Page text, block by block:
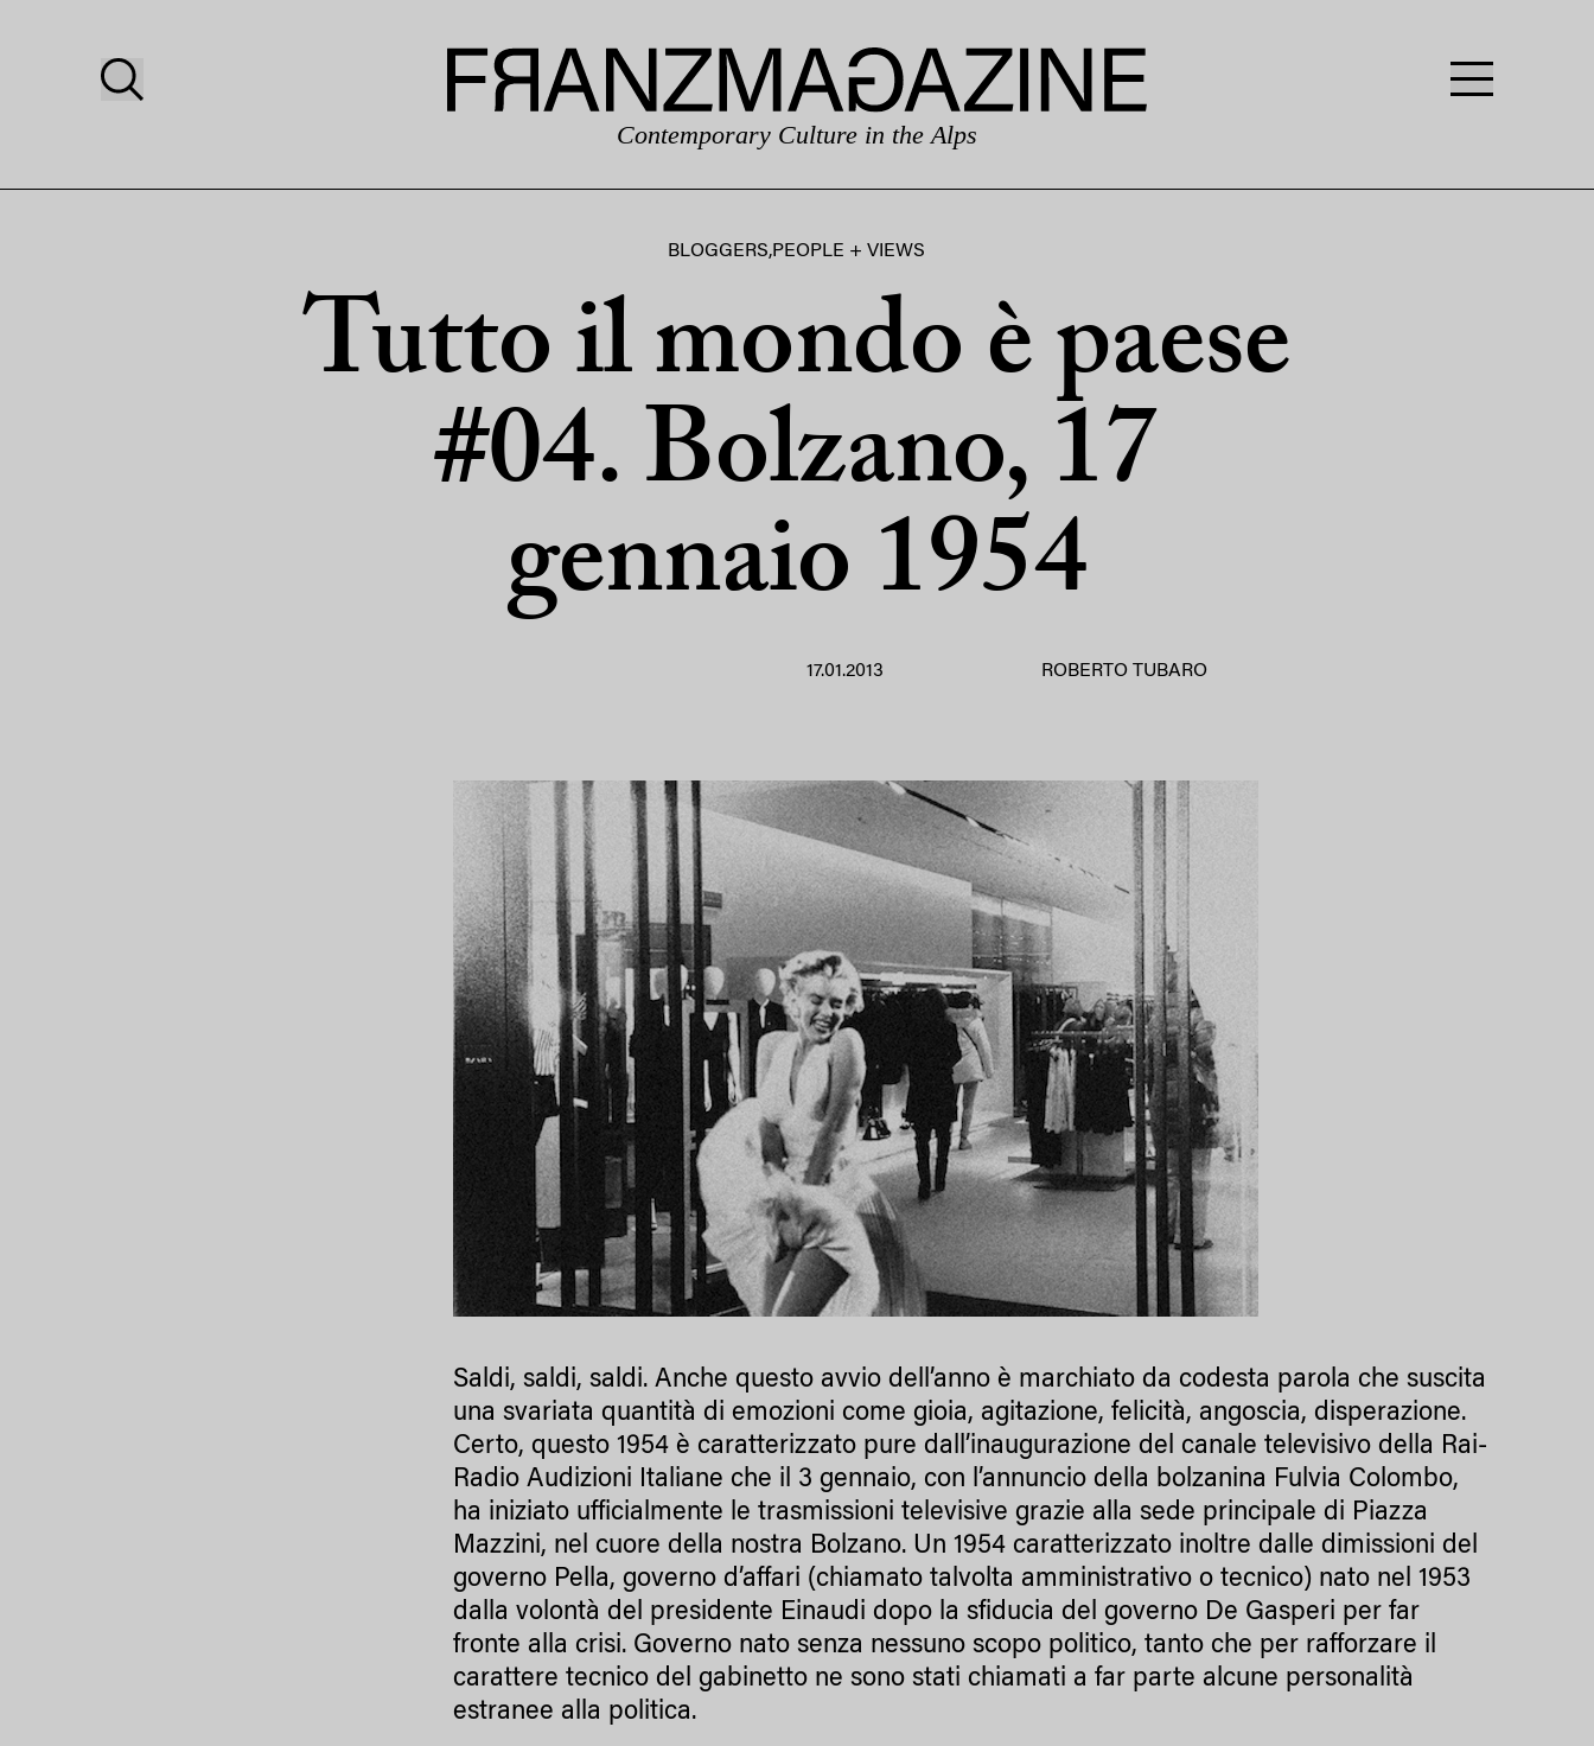
Contemporary Culture in the Alps
BLOGGERS,PEOPLE + VIEWS
Tutto il mondo è paese
#04. Bolzano, 17
gennaio 1954
17.01.2013 ROBERTO TUBARO
Saldi, saldi, saldi. Anche questo avvio dell’anno è marchiato da codesta parola che suscita
una svariata quantità di emozioni come gioia, agitazione, felicità, angoscia, disperazione.
Certo, questo 1954 è caratterizzato pure dall’inaugurazione del canale televisivo della Rai-
Radio Audizioni Italiane che il 3 gennaio, con l’annuncio della bolzanina Fulvia Colombo,
ha iniziato ufficialmente le trasmissioni televisive grazie alla sede principale di Piazza
Mazzini, nel cuore della nostra Bolzano. Un 1954 caratterizzato inoltre dalle dimissioni del
governo Pella, governo d’affari (chiamato talvolta amministrativo o tecnico) nato nel 1953
dalla volontà del presidente Einaudi dopo la sfiducia del governo De Gasperi per far
fronte alla crisi. Governo nato senza nessuno scopo politico, tanto che per rafforzare il
carattere tecnico del gabinetto ne sono stati chiamati a far parte alcune personalità
estranee alla politica.